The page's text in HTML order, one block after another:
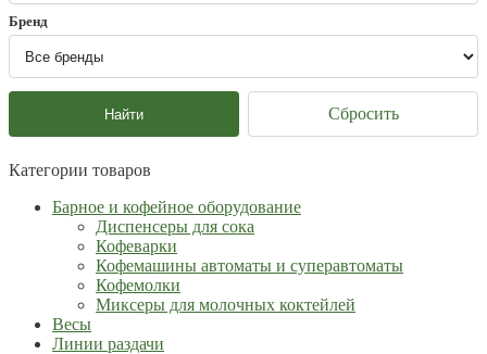
Бренд
Найти Сбросить
Категории товаров
Барное и кофейное оборудование
Диспенсеры для сока
Кофеварки
Кофемашины автоматы и суперавтоматы
Кофемолки
Миксеры для молочных коктейлей
Весы
Линии раздачи